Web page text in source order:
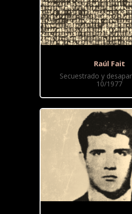
Raúl Fait
Secuestrado y
10/1977